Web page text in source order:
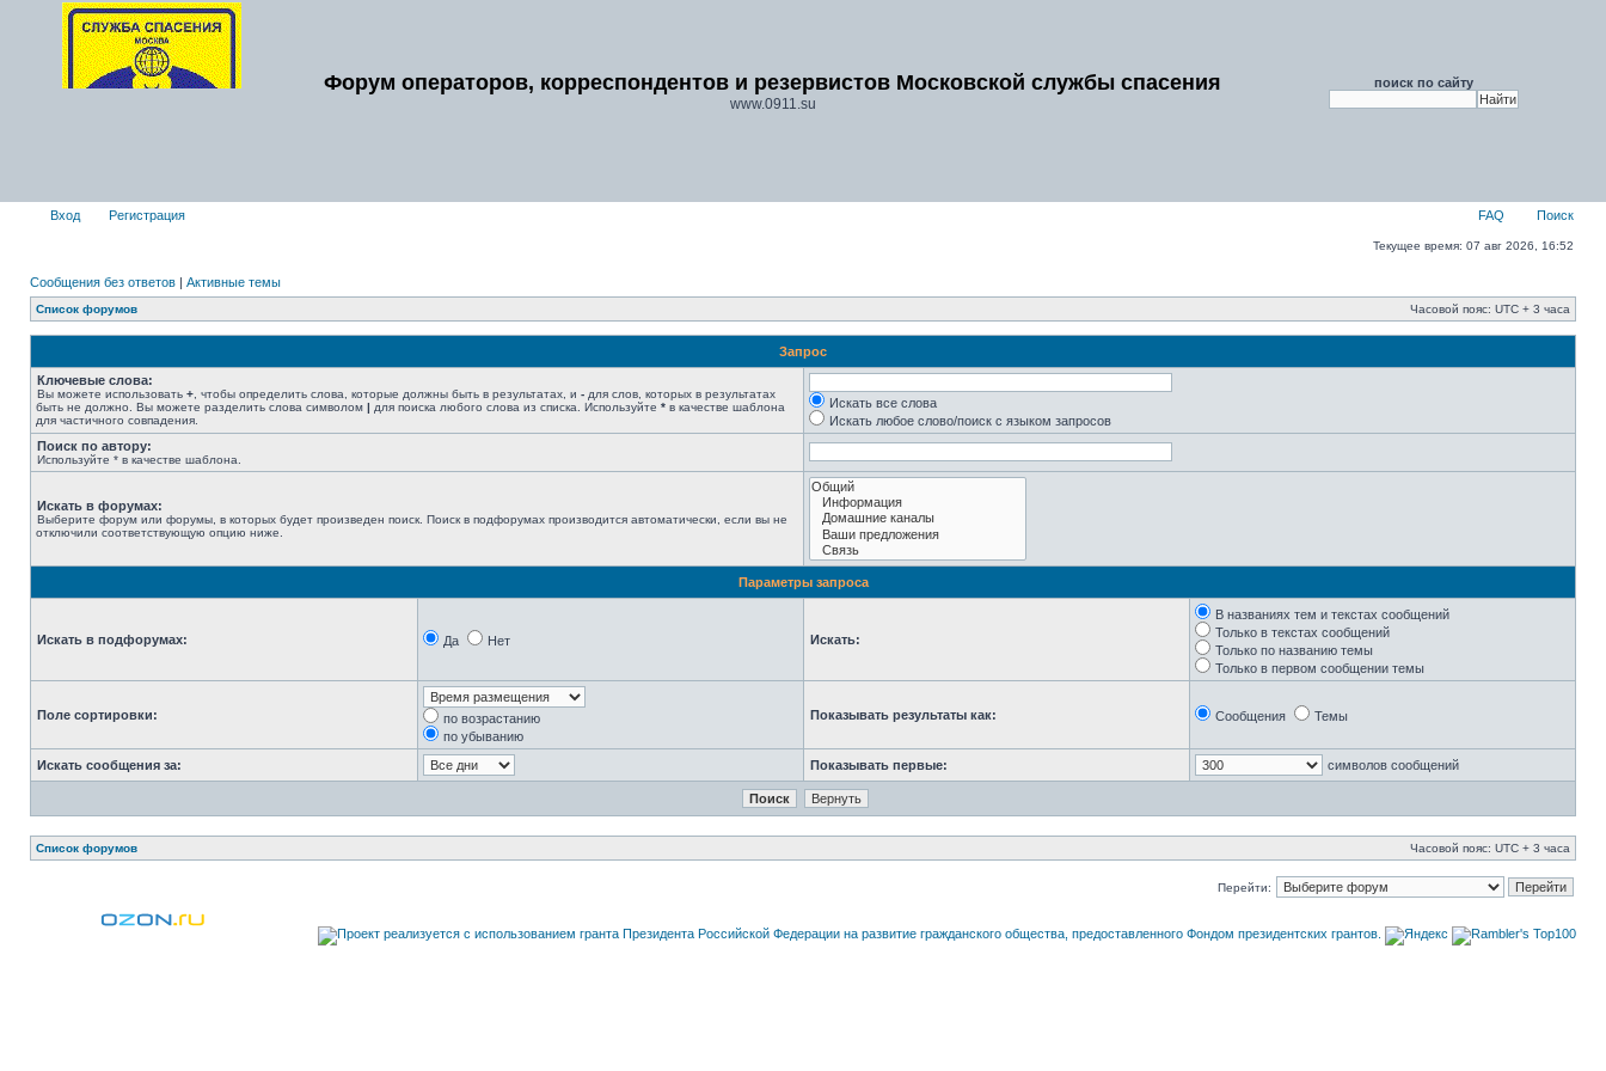
Форум операторов, корреспондентов и резервистов Московской службы спасения
www.0911.su
поиск по сайту
Вход Регистрация FAQ Поиск
Текущее время: 07 авг 2026, 16:52
Сообщения без ответов | Активные темы
Список форумов Часовой пояс: UTC + 3 часа
Запрос
Ключевые слова:
Вы можете использовать + , чтобы определить слова, которые должны быть в результатах, и - для слов, которых в результатах
быть не должно. Вы можете разделить слова символом | для поиска любого слова из списка. Используйте * в качестве шаблона
для частичного совпадения.
Искать все слова
Искать любое слово/поиск с языком запросов
Поиск по автору:
Используйте * в качестве шаблона.
Искать в форумах:
Выберите форум или форумы, в которых будет произведен поиск. Поиск в подфорумах производится автоматически, если вы не
отключили соответствующую опцию ниже.
Параметры запроса
Искать в подфорумах: Да Нет Искать:
В названиях тем и текстах сообщений
Только в текстах сообщений
Только по названию темы
Только в первом сообщении темы
Поле сортировки:
по возрастанию
по убыванию
Показывать результаты как: Сообщения Темы
Искать сообщения за: Показывать первые: символов сообщений
Список форумов Часовой пояс: UTC + 3 часа
Перейти: